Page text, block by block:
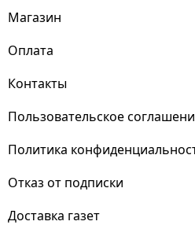
Магазин
Оплата
Контакты
Пользовательское
Политика
Отказ от подписки
Доставка газет